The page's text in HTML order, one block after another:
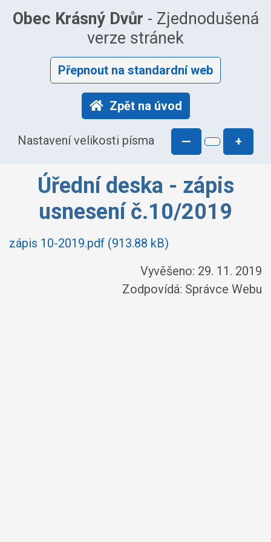
Obec Krásný Dvůr - Zjednodušená
verze stránek
Přepnout na standardní web
Zpět na úvod
Nastavení velikosti písma — +
Úřední deska - zápis
usnesení č.10/2019
zápis 10-2019.pdf (913.88 kB)
Vyvěšeno: 29. 11. 2019
Zodpovídá: Správce Webu